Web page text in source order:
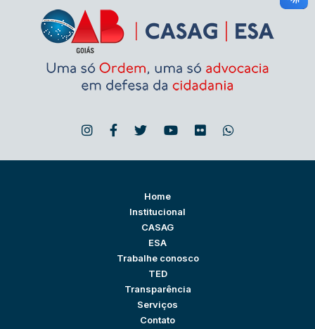
Home
Institucional
CASAG
ESA
Trabalhe conosco
TED
Transparência
Serviços
Contato